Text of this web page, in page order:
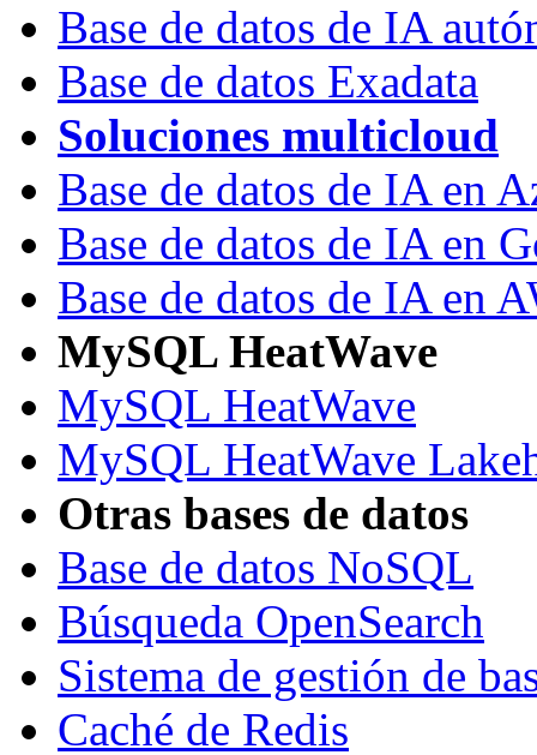
Base de datos de IA
Base de datos Exadata
Soluciones multicloud
Base de datos de IA en
Base de datos de IA en
Base de datos de IA en
MySQL HeatWave
MySQL HeatWave
MySQL HeatWave
Otras bases de datos
Base de datos NoSQL
Búsqueda OpenSearch
Sistema de gestión de
Caché de Redis